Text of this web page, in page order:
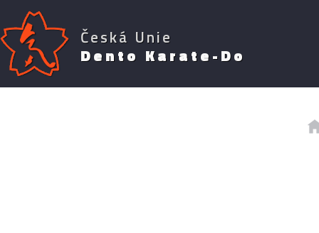
Česká Unie
Dento Karate-Do